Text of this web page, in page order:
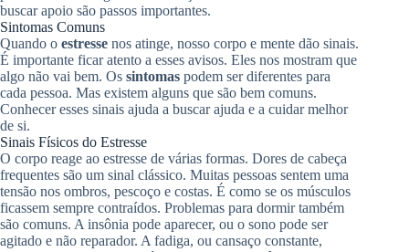
buscar apoio são passos importantes.
Sintomas Comuns
Quando o estresse nos atinge, nosso corpo e mente dão sinais.
É importante ficar atento a esses avisos. Eles nos mostram que
algo não vai bem. Os sintomas podem ser diferentes para
cada pessoa. Mas existem alguns que são bem comuns.
Conhecer esses sinais ajuda a buscar ajuda e a cuidar melhor
de si.
Sinais Físicos do Estresse
O corpo reage ao estresse de várias formas. Dores de cabeça
frequentes são um sinal clássico. Muitas pessoas sentem uma
tensão nos ombros, pescoço e costas. É como se os músculos
ficassem sempre contraídos. Problemas para dormir também
são comuns. A insônia pode aparecer, ou o sono pode ser
agitado e não reparador. A fadiga, ou cansaço constante,